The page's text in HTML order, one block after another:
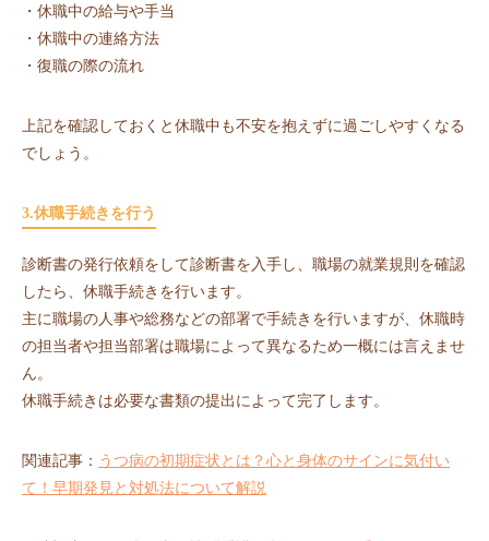
・休職中の給与や手当
・休職中の連絡方法
・復職の際の流れ
上記を確認しておくと休職中も不安を抱えずに過ごしやすくなる
でしょう。
3.休職手続きを行う
診断書の発行依頼をして診断書を入手し、職場の就業規則を確認
したら、休職手続きを行います。
主に職場の人事や総務などの部署で手続きを行いますが、休職時
の担当者や担当部署は職場によって異なるため一概には言えませ
ん。
休職手続きは必要な書類の提出によって完了します。
関連記事： うつ病の初期症状とは？心と身体のサインに気付い
て！早期発見と対処法について解説